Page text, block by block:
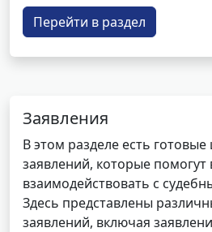
Перейти в раздел
Заявления
В этом разделе есть
заявлений, которые
взаимодействовать с
Здесь представлены
заявлений, включая